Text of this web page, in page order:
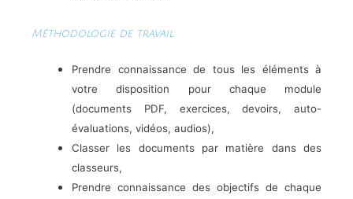
Méthodologie de travail
Prendre connaissance de tous les éléments à
votre disposition pour chaque module
(documents PDF, exercices, devoirs, auto-
évaluations, vidéos, audios),
Classer les documents par matière dans des
classeurs,
Prendre connaissance des objectifs de chaque